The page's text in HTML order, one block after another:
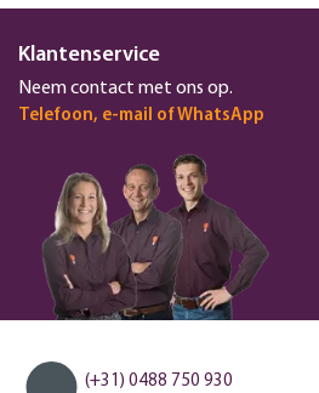
Klantenservice
Neem contact met ons op.
Telefoon, e-mail of WhatsApp
(+31) 0488 750 930